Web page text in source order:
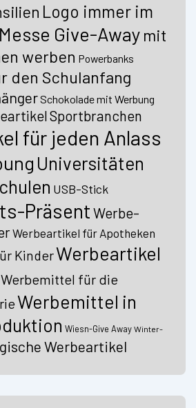
Logo immer im
Messe Give-Away mit
werben Powerbanks
den Schulanfang
Schokolade mit Werbung
Sportbranchen
für jeden Anlass
Universitäten
USB-Stick
Präsent Werbe-
Werbeartikel für Apotheken
KinderWerbeartikel
Werbemittel für die
Werbemittel in
Wiesn-Give Away Winter-
Werbeartikel